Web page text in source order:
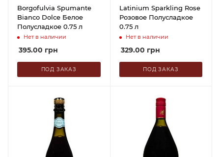
Borgofulvia Spumante
Bianco Dolce Белое
Полусладкое 0.75 л
Нет в наличии
395.00 грн
ПОД ЗАКАЗ
Latinium Sparkling Rose
Розовое Полусладкое
0.75 л
Нет в наличии
329.00 грн
ПОД ЗАКАЗ